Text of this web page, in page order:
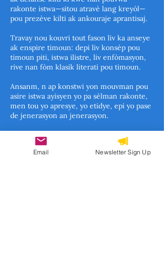
rakonte istwa—sitou atravè lang kreyòl—
pou prezève kilti ak ankouraje aprantisaj.
Travay nou kouvri tout fason liv ka anseye
ak enspire timoun: depi liv konsèp pou
timoun piti, istwa ilistre, liv enfòmasyon,
rive nan fòm klasik literati pou timoun.
Ansanm, n ap konstwi yon mouvman pou
asire istwa ayisyen yo pa sèlman rakonte,
men tou yo apresye, yo etidye, epi yo pase
de jenerasyon an jenerasyon.
Subscribe to our newsletter
Email Newsletter Sign Up